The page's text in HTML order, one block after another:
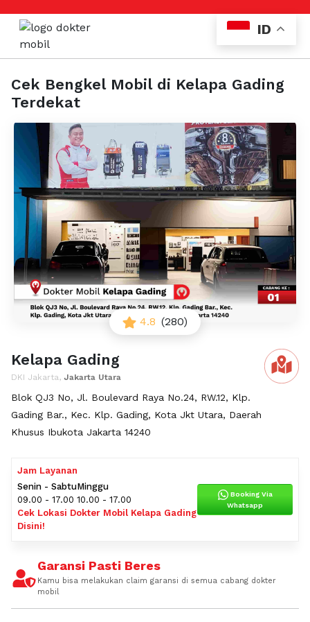
Cek Bengkel Mobil di Kelapa Gading
Terdekat
4.8 (280)
Kelapa Gading
DKI Jakarta, Jakarta Utara
Blok QJ3 No, Jl. Boulevard Raya No.24, RW.12, Klp.
Gading Bar., Kec. Klp. Gading, Kota Jkt Utara, Daerah
Khusus Ibukota Jakarta 14240
Jam Layanan
Senin - Sabtu
09.00 - 17.00
Minggu
10.00 - 17.00
Cek Lokasi Dokter Mobil Kelapa Gading
Disini!
Booking Via
Whatsapp
Garansi Pasti Beres
Kamu bisa melakukan claim garansi di semua cabang dokter
mobil
ID